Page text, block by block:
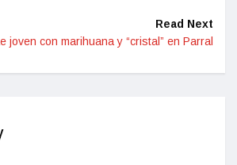
Read Next
joven con marihuana y “cristal” en Parral